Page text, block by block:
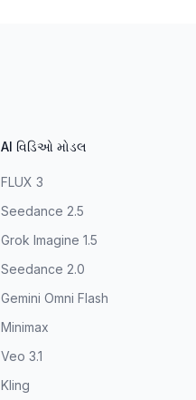
AI વિડિઓ મોડલ
FLUX 3
Seedance 2.5
Grok Imagine 1.5
Seedance 2.0
Gemini Omni Flash
Minimax
Veo 3.1
Kling